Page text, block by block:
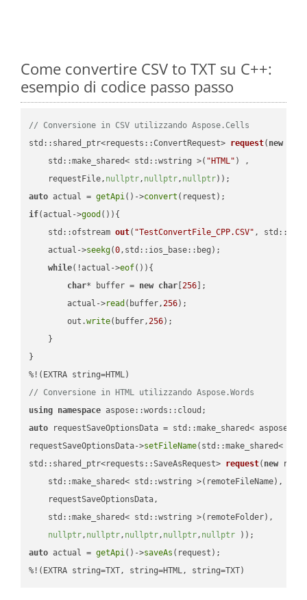
Come convertire CSV to TXT su C++:
esempio di codice passo passo
// Conversione in CSV utilizzando Aspose.Cells
std::shared_ptr<requests::ConvertRequest> request( new
    std::make_shared< std::wstring >(
"HTML" ) ,
    requestFile,
nullptr, nullptr, nullptr))
auto actual = getApi()->convert
if(actual->good ()){
std::ofstream out( "TestConvertFile_CPP.CSV" ,
    actual->
seekg(0,std::ios_base::beg);
while(!actual->eof()){
char* buffer = new char [256 ];
        actual->
read (buffer,256);
        out.
write(buffer,256);
    }
}
// Conversione in HTML utilizzando Aspose.Words
using namespace
auto requestSaveOptionsData = std::make_shared<
requestSaveOptionsData->setFileName(std::make_shared<
std::shared_ptr<requests::SaveAsRequest> request( new
    std::make_shared< std::wstring >(remoteFileName),
    requestSaveOptionsData,
    std::make_shared< std::wstring >(remoteFolder),
nullptr, nullptr, nullptr, nullptr, nullptr ))
auto actual = getApi()->saveAs (request);
%!(EXTRA string=TXT, string=HTML, string=TXT)